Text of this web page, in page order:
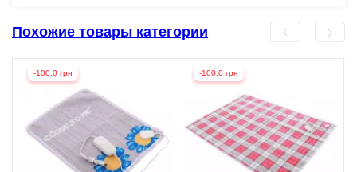
Похожие товары категории
-100.0 грн -100.0 грн